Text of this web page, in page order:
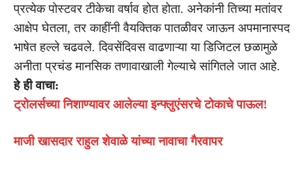
प्रत्येक पोस्टवर टीकेचा वर्षाव होत होता. अनेकांनी तिच्या मतांवर
आक्षेप घेतला, तर काहींनी वैयक्तिक पातळीवर जाऊन अपमानास्पद
भाषेत हल्ले चढवले. दिवसेंदिवस वाढणाऱ्या या डिजिटल छळामुळे
अनीता प्रचंड मानसिक तणावाखाली गेल्याचे सांगितले जात आहे.
हे ही वाचा:
ट्रोलर्सच्या निशाण्यावर आलेल्या इन्फ्लुएंसरचे टोकाचे पाऊल!
माजी खासदार राहुल शेवाळे यांच्या नावाचा गैरवापर